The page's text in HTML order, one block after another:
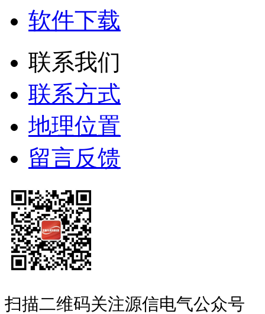
软件下载
联系我们
联系方式
地理位置
留言反馈
扫描二维码关注源信电气公众号